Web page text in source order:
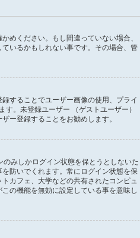
めください。もし間違っていない場合、
いるかもしれない事です。その場合、管
することでユーザー画像の使用、プライ
。未登録ユーザー （ゲストユーザー）
ー登録することをお勧めします。
みしかログイン状態を保とうとしないた
防いでくれます。常にログイン状態を保
カフェ、大学などの共有されたコンピュ
の機能を無効に設定している事を意味し